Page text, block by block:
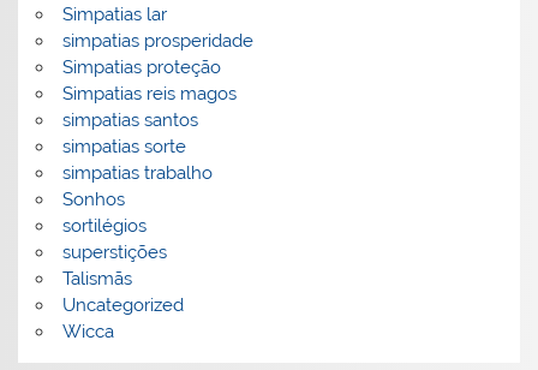
Simpatias lar
simpatias prosperidade
Simpatias proteção
Simpatias reis magos
simpatias santos
simpatias sorte
simpatias trabalho
Sonhos
sortilégios
superstições
Talismãs
Uncategorized
Wicca